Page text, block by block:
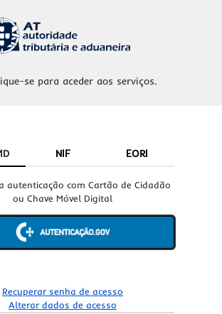
se para aceder aos serviços.
NIF EORI
autenticação com Cartão de Cidadão
ou Chave Móvel Digital
Recuperar senha de acesso
Alterar dados de acesso